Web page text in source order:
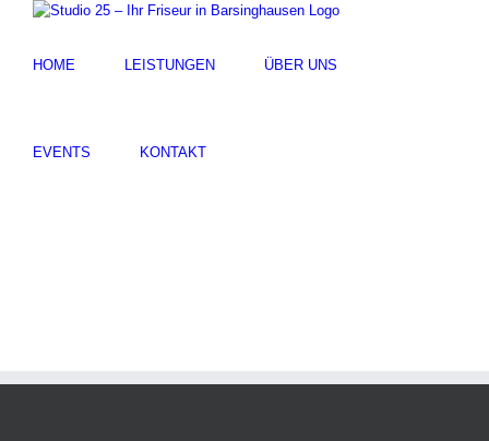
HOME LEISTUNGEN ÜBER UNS
EVENTS KONTAKT